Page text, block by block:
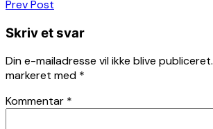
Indlægsnavigation
Prev Post
Skriv et svar
Din e-mailadresse vil ikke blive publiceret.
markeret med *
Kommentar *